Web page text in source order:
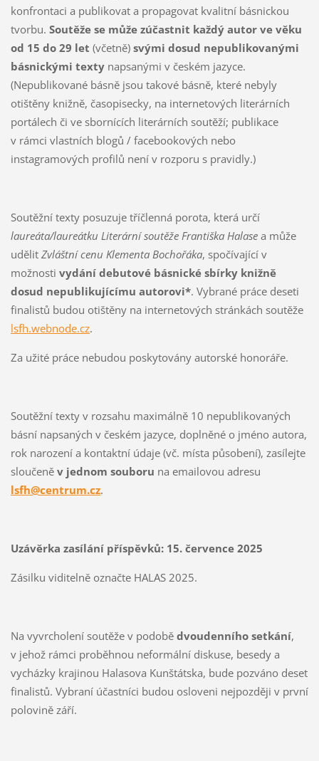
konfrontaci a publikovat a propagovat kvalitní básnickou
tvorbu. Soutěže se může zúčastnit každý autor ve věku
od 15 do 29 let (včetně) svými dosud nepublikovanými
básnickými textynapsanými v českém jazyce.
(Nepublikované básně jsou takové básně, které nebyly
otištěny knižně, časopisecky, na internetových literárních
portálech či ve sbornících literárních soutěží; publikace
v rámci vlastních blogů / facebookových nebo
instagramových profilů není v rozporu s pravidly.)
Soutěžní texty posuzuje tříčlenná porota, která určí
laureáta/laureátku Literární soutěže Františka Halasea může
udělit Zvláštní cenu Klementa Bochořáka, spočívající v
možnosti vydání debutové básnické sbírky knižně
dosud nepublikujícímu autorovi*. Vybrané práce deseti
finalistů budou otištěny na internetových stránkách soutěže
lsfh.webnode.cz.
Za užité práce nebudou poskytovány autorské honoráře.
Soutěžní texty v rozsahu maximálně 10 nepublikovaných
básní napsaných v českém jazyce, doplněné o jméno autora,
rok narození a kontaktní údaje (vč. místa působení), zasílejte
sloučeněv jednom souboru na emailovou adresu
lsfh@centrum.cz.
Uzávěrka zasílání příspěvků: 15. července 2025
Zásilku viditelně označte HALAS 2025.
Na vyvrcholení soutěže v podobě dvoudenního setkání,
v jehož rámci proběhnou neformální diskuse, besedy a
vycházky krajinou Halasova Kunštátska, bude pozváno deset
finalistů. Vybraní účastníci budou osloveni nejpozději v první
polovině září.